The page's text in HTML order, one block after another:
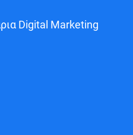
Digital Marketing